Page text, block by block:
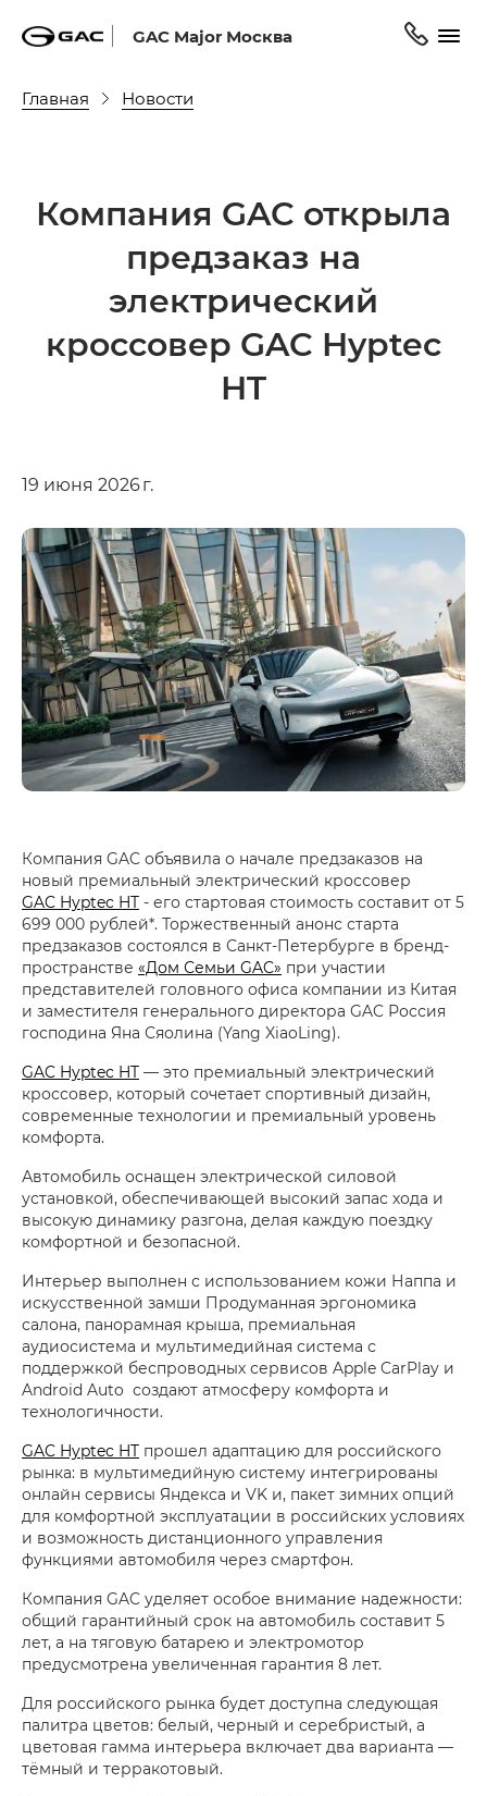
GAC Major Москва
Главная Новости
Компания GAC открыла
предзаказ на
электрический
кроссовер GAC Hyptec
HT
19 июня 2026 г.
Компания GAC объявила о начале предзаказов на
новый премиальный электрический кроссовер
GAC Hyptec HT - его стартовая стоимость составит от 5
699 000 рублей*. Торжественный анонс старта
предзаказов состоялся в Санкт-Петербурге в бренд-
пространстве «Дом Семьи GAC» при участии
представителей головного офиса компании из Китая
и заместителя генерального директора GAC Россия
господина Яна Сяолина (Yang XiaoLing).
GAC Hyptec HT — это премиальный электрический
кроссовер, который сочетает спортивный дизайн,
современные технологии и премиальный уровень
комфорта.
Автомобиль оснащен электрической силовой
установкой, обеспечивающей высокий запас хода и
высокую динамику разгона, делая каждую поездку
комфортной и безопасной.
Интерьер выполнен с использованием кожи Наппа и
искусственной замши Продуманная эргономика
салона, панорамная крыша, премиальная
аудиосистема и мультимедийная система с
поддержкой беспроводных сервисов Apple CarPlay и
Android Auto создают атмосферу комфорта и
технологичности.
GAC Hyptec HT прошел адаптацию для российского
рынка: в мультимедийную систему интегрированы
онлайн сервисы Яндекса и VK и, пакет зимних опций
для комфортной эксплуатации в российских условиях
и возможность дистанционного управления
функциями автомобиля через смартфон.
Компания GAC уделяет особое внимание надежности:
общий гарантийный срок на автомобиль составит 5
лет, а на тяговую батарею и электромотор
предусмотрена увеличенная гарантия 8 лет.
Для российского рынка будет доступна следующая
палитра цветов: белый, черный и серебристый, а
цветовая гамма интерьера включает два варианта —
тёмный и терракотовый.